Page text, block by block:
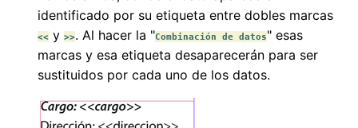
identificado por su etiqueta entre dobles marcas
<< y >>. Al hacer la "Combinación de datos" esas
marcas y esa etiqueta desaparecerán para ser
sustituidos por cada uno de los datos.